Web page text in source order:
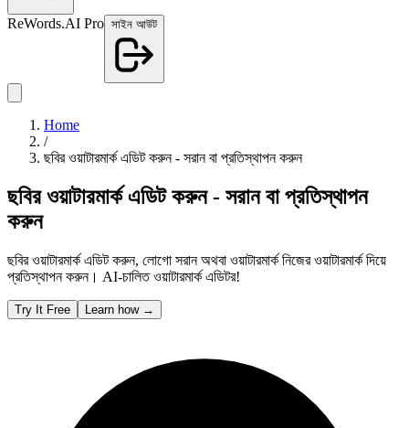
ReWords.AI Pro সাইন আউট
Home
/
ছবির ওয়াটারমার্ক এডিট করুন - সরান বা প্রতিস্থাপন করুন
ছবির ওয়াটারমার্ক এডিট করুন - সরান বা প্রতিস্থাপন
করুন
ছবির ওয়াটারমার্ক এডিট করুন, লোগো সরান অথবা ওয়াটারমার্ক নিজের ওয়াটারমার্ক দিয়ে
প্রতিস্থাপন করুন। AI-চালিত ওয়াটারমার্ক এডিটর!
Try It Free Learn how →